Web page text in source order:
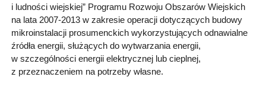
i ludności wiejskiej” Programu Rozwoju Obszarów Wiejskich
na lata 2007-2013 w zakresie operacji dotyczących budowy
mikroinstalacji prosumenckich wykorzystujących odnawialne
źródła energii, służących do wytwarzania energii,
w szczególności energii elektrycznej lub cieplnej,
z przeznaczeniem na potrzeby własne.